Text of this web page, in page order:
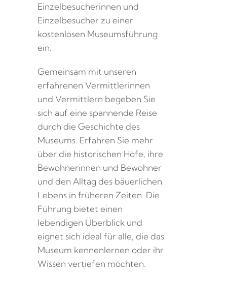
Einzelbesucherinnen und
Einzelbesucher zu einer
kostenlosen Museumsführung
ein.
Gemeinsam mit unseren
erfahrenen Vermittlerinnen
und Vermittlern begeben Sie
sich auf eine spannende Reise
durch die Geschichte des
Museums. Erfahren Sie mehr
über die historischen Höfe, ihre
Bewohnerinnen und Bewohner
und den Alltag des bäuerlichen
Lebens in früheren Zeiten. Die
Führung bietet einen
lebendigen Überblick und
eignet sich ideal für alle, die das
Museum kennenlernen oder ihr
Wissen vertiefen möchten.